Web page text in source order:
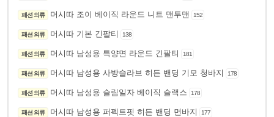
패션 의류 머시따 조이 베이직 라운드 니트 맨투맨 152
패션 의류 머시따 기본 긴팔티 138
패션 의류 머시따 남성용 특양면 라운드 긴팔티 181
패션 의류 머시따 남성용 사방슬라브 히든 밴딩 기모 청바지 178
패션 의류 머시따 남성용 슬림일자 베이직 슬랙스 178
패션 의류 머시따 남성용 퍼펙트핏 히든 밴딩 면바지 177